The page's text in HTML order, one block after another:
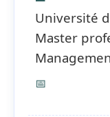
Université
Master
📅